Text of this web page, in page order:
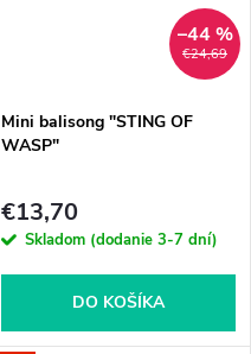
€24,69
–44 %
Mini balisong "STING OF
WASP"
€13,70
Skladom (dodanie 3-7 dní)
DO KOŠÍKA